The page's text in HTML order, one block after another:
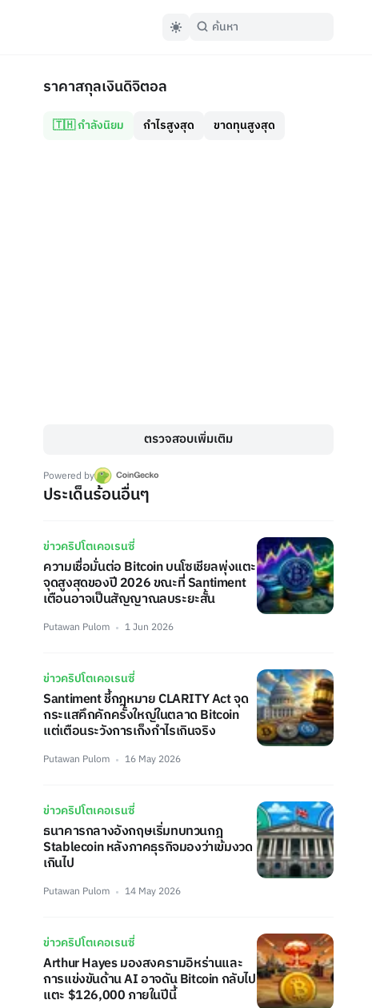
ราคาสกุลเงินดิจิตอล
🇹🇭 กำลังนิยม กำไรสูงสุด ขาดทุนสูงสุด
ตรวจสอบเพิ่มเติม
Powered by
ประเด็นร้อนอื่นๆ
ข่าวคริปโตเคอเรนซี่
ความเชื่อมั่นต่อ Bitcoin บนโซเชียลพุ่งแตะ
จุดสูงสุดของปี 2026 ขณะที่ Santiment
เตือนอาจเป็นสัญญาณลบระยะสั้น
Putawan Pulom 1 Jun 2026
ข่าวคริปโตเคอเรนซี่
Santiment ชี้กฎหมาย CLARITY Act จุด
กระแสคึกคักครั้งใหญ่ในตลาด Bitcoin
แต่เตือนระวังการเก็งกำไรเกินจริง
Putawan Pulom 16 May 2026
ข่าวคริปโตเคอเรนซี่
ธนาคารกลางอังกฤษเริ่มทบทวนกฎ
Stablecoin หลังภาคธุรกิจมองว่าเข้มงวด
เกินไป
Putawan Pulom 14 May 2026
ข่าวคริปโตเคอเรนซี่
Arthur Hayes มองสงครามอิหร่านและ
การแข่งขันด้าน AI อาจดัน Bitcoin กลับไป
แตะ $126,000 ภายในปีนี้